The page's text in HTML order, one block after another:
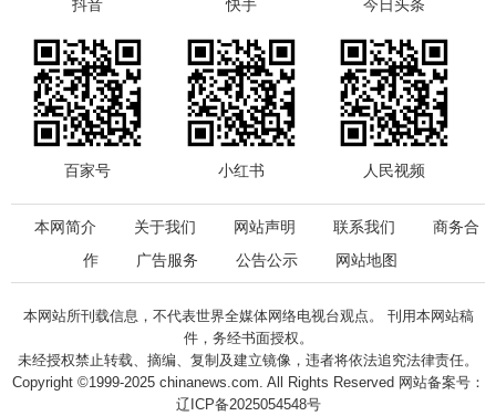
抖音 快手 今日头条
百家号 小红书 人民视频
本网简介 关于我们 网站声明 联系我们
商务合
作
广告服务 公告公示 网站地图
本网站所刊载信息，不代表世界全媒体网络电视台观点。 刊用本网站稿
件，务经书面授权。
未经授权禁止转载、摘编、复制及建立镜像，违者将依法追究法律责任。
Copyright ©1999-2025 chinanews.com. All Rights Reserved 网站备案号：
辽ICP备2025054548号